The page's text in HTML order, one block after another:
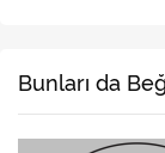
Bunları da